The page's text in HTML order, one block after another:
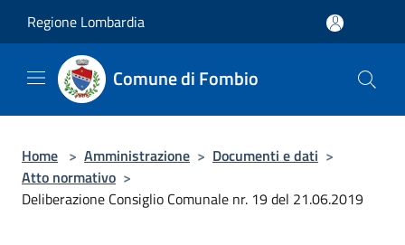
Regione Lombardia
Comune di Fombio
Home > Amministrazione > Documenti e dati >
Atto normativo >
Deliberazione Consiglio Comunale nr. 19 del 21.06.2019